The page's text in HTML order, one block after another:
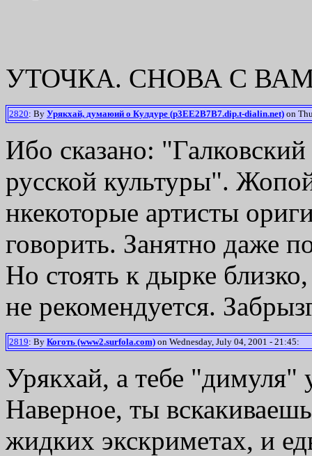
УТОЧКА. СНОВА С
2820: By Урякхай, думаюий о Кулдуре (p3EE2B7B7.dip.t-dialin.net) on
Ибо сказано: "Галковский
русской культуры".
нкекоторые артисты
говорить. Занятно даже
Но стоять к дырке
не рекомендуется.
2819: By Коготь (www2.surfola.com) on Wednesday, July 04, 2001 - 21:45:
Урякхай, а тебе "димуля"
Наверное, ты
жидких экскриметах, и